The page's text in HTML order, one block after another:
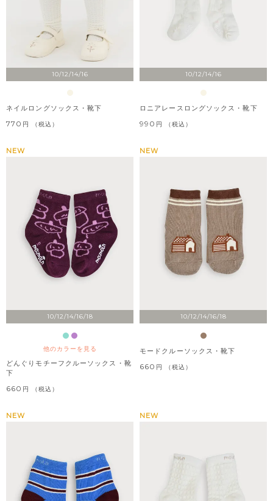
10/12/14/16
ネイルロングソックス・靴下
770 税込
10/12/14/16
ロニアレースロングソックス・靴下
990 税込
10/12/14/16/18
他のカラーを見る
NEW
どんぐりモチーフクルーソックス・靴
下
660 税込
10/12/14/16/18
NEW
モードクルーソックス・靴下
660 税込
NEW NEW